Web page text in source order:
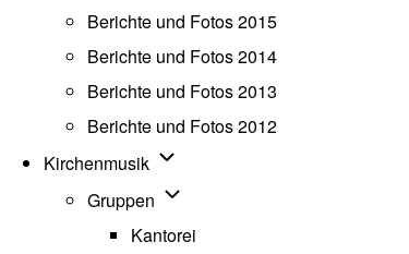
Berichte und Fotos 2015
Berichte und Fotos 2014
Berichte und Fotos 2013
Berichte und Fotos 2012
Kirchenmusik Unternavigation von Kirchenmusik
Gruppen Unternavigation von Gruppen
Kantorei